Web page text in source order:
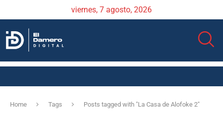
viernes, 7 agosto, 2026
Home Tags Posts tagged with "La Casa de Alofoke 2"